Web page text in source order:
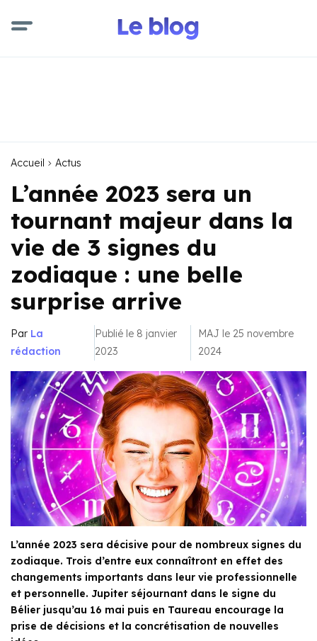
Accueil Actus
L’année 2023 sera un
tournant majeur dans la
vie de 3 signes du
zodiaque : une belle
surprise arrive
Par La
rédaction
Publié le 8 janvier
2023
MAJ le 25 novembre
2024
L’année 2023 sera décisive pour de nombreux signes du
zodiaque. Trois d’entre eux connaîtront en effet des
changements importants dans leur vie professionnelle
et personnelle. Jupiter séjournant dans le signe du
Bélier jusqu’au 16 mai puis en Taureau encourage la
prise de décisions et la concrétisation de nouvelles